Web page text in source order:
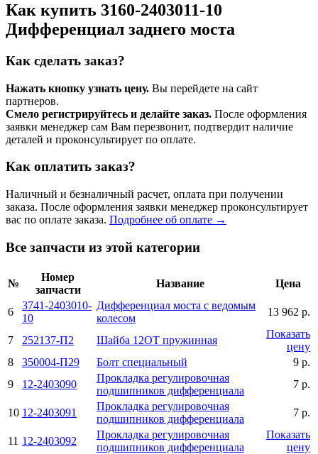
Как купить 3160-2403011-10
Дифференциал заднего моста
Как сделать заказ?
Нажать кнопку узнать цену. Вы перейдете на сайт
партнеров.
Смело регистрируйтесь и делайте заказ. После оформления
заявки менеджер сам Вам перезвонит, подтвердит наличие
деталей и проконсультирует по оплате.
Как оплатить заказ?
Наличный и безналичный расчет, оплата при получении
заказа. После оформления заявки менеджер проконсультирует
вас по оплате заказа. Подробнее об оплате →
Все запчасти из этой категории
№
Номер
запчасти
Название Цена
6
3741-2403010-
10
Дифференциал моста с ведомым
колесом
13 962 р.
7 252137-П2 Шайба 12ОТ пружинная
Показать
цену
8
350004-П29 Болт специальный
9 р.
9
12-2403090
Прокладка регулировочная
подшипников дифференциала
7 р.
10 12-2403091
Прокладка регулировочная
подшипников дифференциала
7 р.
11 12-2403092
Прокладка регулировочная
подшипников дифференциала
Показать
цену